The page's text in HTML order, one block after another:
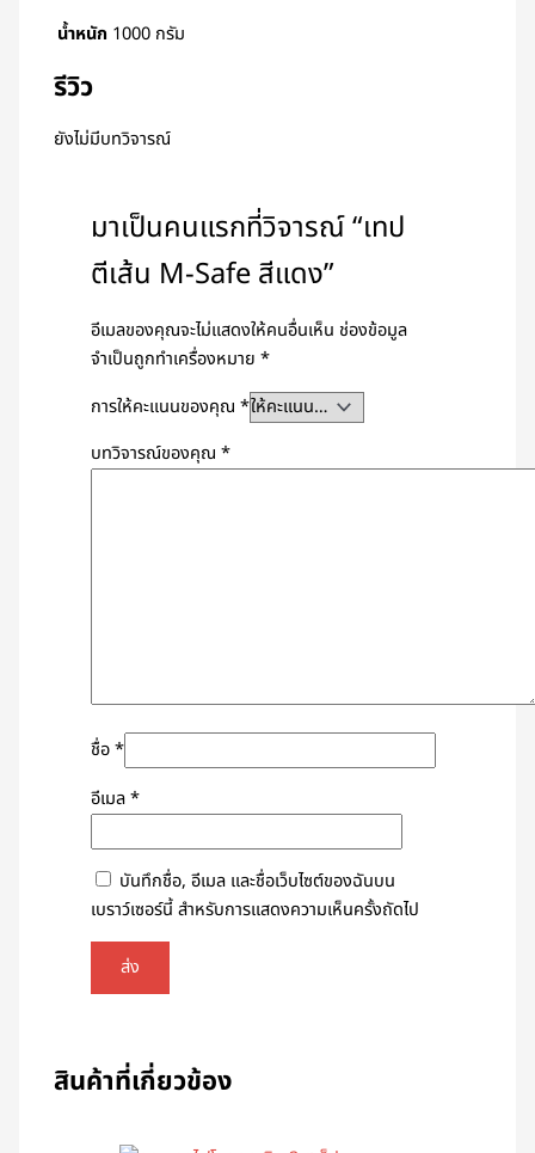
น้ำหนัก 1000 กรัม
รีวิว
ยังไม่มีบทวิจารณ์
มาเป็นคนแรกที่วิจารณ์ “เทป
ตีเส้น M-Safe สีแดง”
อีเมลของคุณจะไม่แสดงให้คนอื่นเห็น ช่องข้อมูล
จำเป็นถูกทำเครื่องหมาย*
การให้คะแนนของคุณ*
บทวิจารณ์ของคุณ*
ชื่อ*
อีเมล*
บันทึกชื่อ, อีเมล และชื่อเว็บไซต์ของฉันบน
เบราว์เซอร์นี้ สำหรับการแสดงความเห็นครั้งถัดไป
สินค้าที่เกี่ยวข้อง